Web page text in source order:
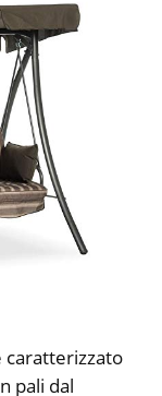
caratterizzato
pali dal